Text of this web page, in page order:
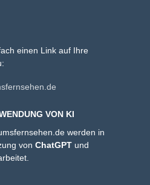
einen Link auf Ihre
VON KI
werden in
von ChatGPT und